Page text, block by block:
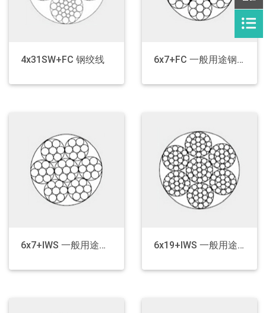
4x31SW+FC 钢绞线 6x7+FC 一般用途钢丝绳
6x7+IWS 一般用途钢丝绳 6x19+IWS 一般用途钢丝绳